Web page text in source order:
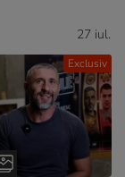
Exclusiv
27 iul.